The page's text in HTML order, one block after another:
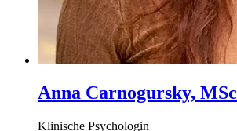
Anna Carnogursky, MSc
Klinische Psychologin